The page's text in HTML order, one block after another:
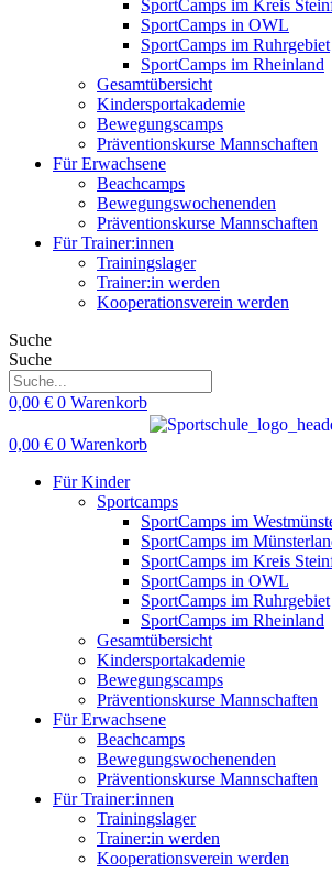
SportCamps im Kreis
SportCamps in OWL
SportCamps im Ruhrgebiet
SportCamps im Rheinland
Gesamtübersicht
Kindersportakademie
Bewegungscamps
Präventionskurse Mannschaften
Für Erwachsene
Beachcamps
Bewegungswochenenden
Präventionskurse Mannschaften
Für Trainer:innen
Trainingslager
Trainer:in werden
Kooperationsverein werden
Suche
Suche
0,00 € 0 Warenkorb
0,00 € 0 Warenkorb
Für Kinder
Sportcamps
SportCamps im
SportCamps im
SportCamps im Kreis
SportCamps in OWL
SportCamps im Ruhrgebiet
SportCamps im Rheinland
Gesamtübersicht
Kindersportakademie
Bewegungscamps
Präventionskurse Mannschaften
Für Erwachsene
Beachcamps
Bewegungswochenenden
Präventionskurse Mannschaften
Für Trainer:innen
Trainingslager
Trainer:in werden
Kooperationsverein werden